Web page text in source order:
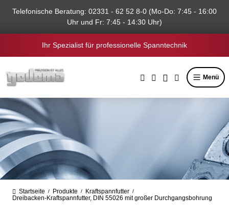
springen
Telefonische Beratung: 02331 - 62 52 8-0 (Mo-Do: 7:45 - 16:00
Uhr und Fr: 7:45 - 14:30 Uhr)
Ihr Spezialist für professionelle Spanntechnik
Menü
Startseite / Produkte / Kraftspannfutter /
Dreibacken-Kraftspannfutter, DIN 55026 mit großer Durchgangsbohrung